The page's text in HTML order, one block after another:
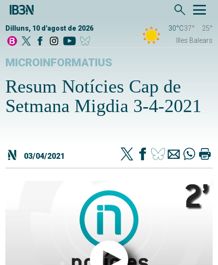
Dilluns, 10 d'agost de 2026 30°C37°
25°
Illes Balears
MICROINFORMATIUS
Resum Notícies Cap de
Setmana Migdia 3-4-2021
03/04/2021